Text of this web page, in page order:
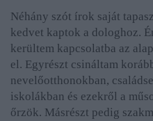
Néhány szót írok saját
kedvet kaptok a dologhoz.
kerültem kapcsolatba az
el. Egyrészt csináltam
nevelőotthonokban,
iskolákban és ezekről a
őrzök. Másrészt pedig